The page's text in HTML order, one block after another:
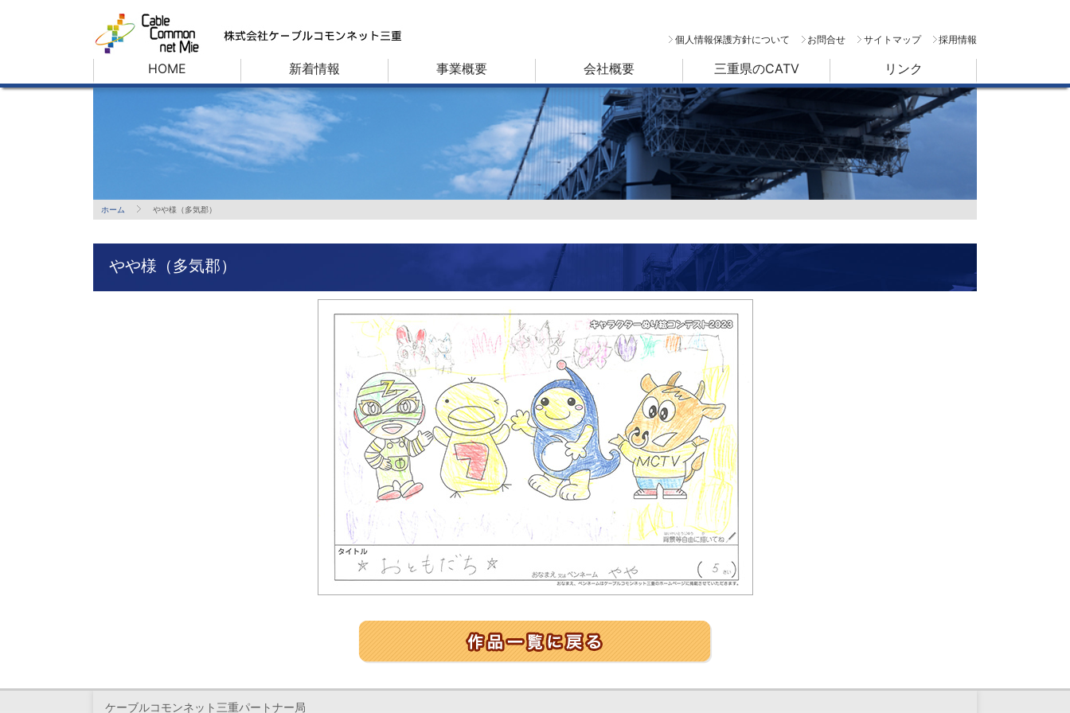
個人情報保護方針について お問合せ サイトマップ 採用情報
HOME 新着情報 事業概要 会社概要 三重県のCATV リンク
ホーム やや様（多気郡）
やや様（多気郡）
ケーブルコモンネット三重パートナー局